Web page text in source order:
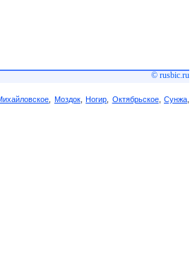
© rusbic.ru
Моздок,Ногир Октябрьское,Сунжа